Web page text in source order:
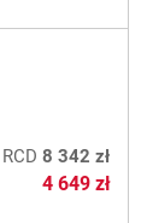
RCD 8 342 zł
4 649 zł